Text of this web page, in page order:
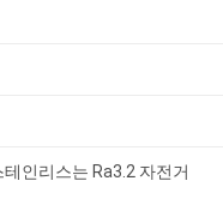
인리스는 Ra3.2 자전거